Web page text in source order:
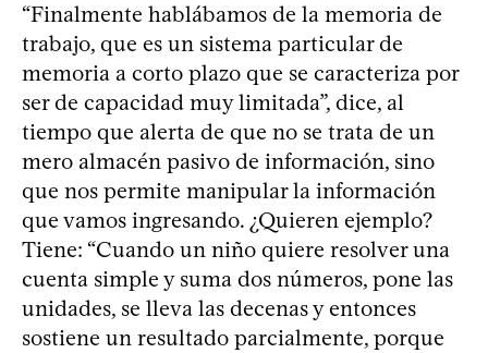
“Finalmente hablábamos de la memoria de
trabajo, que es un sistema particular de
memoria a corto plazo que se caracteriza por
ser de capacidad muy limitada”, dice, al
tiempo que alerta de que no se trata de un
mero almacén pasivo de información, sino
que nos permite manipular la información
que vamos ingresando. ¿Quieren ejemplo?
Tiene: “Cuando un niño quiere resolver una
cuenta simple y suma dos números, pone las
unidades, se lleva las decenas y entonces
sostiene un resultado parcialmente, porque